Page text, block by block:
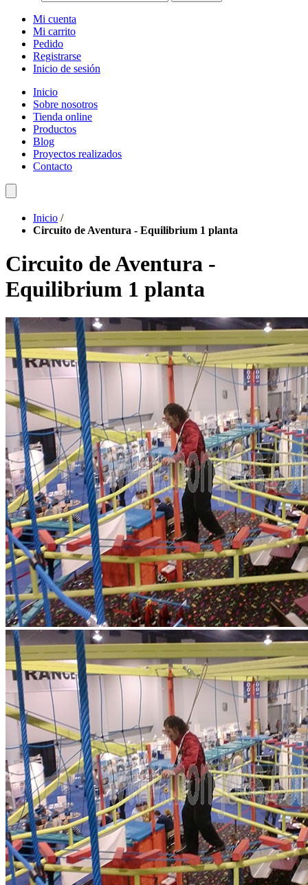
Mi cuenta
Mi carrito
Pedido
Registrarse
Inicio de sesión
Inicio
Sobre nosotros
Tienda online
Productos
Blog
Proyectos realizados
Contacto
Inicio /
Circuito de Aventura - Equilibrium 1 planta
Circuito de Aventura -
Equilibrium 1 planta